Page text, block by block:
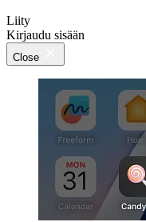
Liity
Kirjaudu sisään
Close